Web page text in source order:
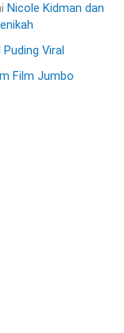
Nicole Kidman dan
Viral
Film Jumbo